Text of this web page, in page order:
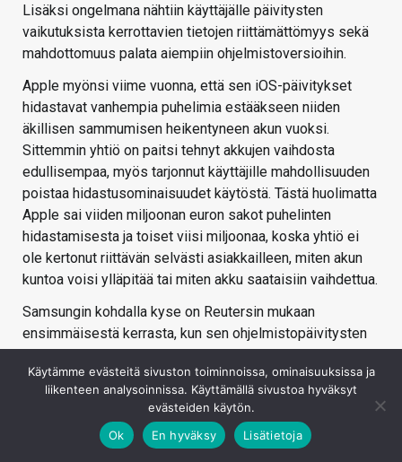
Lisäksi ongelmana nähtiin käyttäjälle päivitysten
vaikutuksista kerrottavien tietojen riittämättömyys sekä
mahdottomuus palata aiempiin ohjelmistoversioihin.
Apple myönsi viime vuonna, että sen iOS-päivitykset
hidastavat vanhempia puhelimia estääkseen niiden
äkillisen sammumisen heikentyneen akun vuoksi.
Sittemmin yhtiö on paitsi tehnyt akkujen vaihdosta
edullisempaa, myös tarjonnut käyttäjille mahdollisuuden
poistaa hidastusominaisuudet käytöstä. Tästä huolimatta
Apple sai viiden miljoonan euron sakot puhelinten
hidastamisesta ja toiset viisi miljoonaa, koska yhtiö ei
ole kertonut riittävän selvästi asiakkailleen, miten akun
kuntoa voisi ylläpitää tai miten akku saataisiin vaihdettua.
Samsungin kohdalla kyse on Reutersin mukaan
ensimmäisestä kerrasta, kun sen ohjelmistopäivitysten
on todettu aiheuttavan käyttäjille ongelmia. Yhtiö ei ole
kommentoinut saamaansa tuomiota toistaiseksi.
Samsungin sakot olivat kooltaan niin ikään 5 miljoonaa
euroa, mutta se selvisi vain yksillä sakoilla.
Reuters
Käytämme evästeitä sivuston toiminnoissa, ominaisuuksissa ja
liikenteen analysoinnissa. Käyttämällä sivustoa hyväksyt
evästeiden käytön.
Ok
En hyväksy Lisätietoja